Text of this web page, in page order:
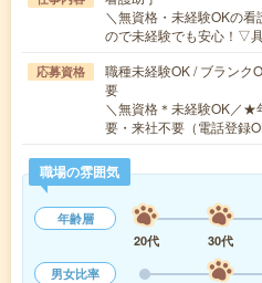
＼無資格・未経験OKの
ので未経験でも安心！▽
応募資格
職種未経験OK / ブランク
要
＼無資格＊未経験OK／
要・来社不要（電話登
職場の雰囲気
年齢層
20代
30代
男女比率